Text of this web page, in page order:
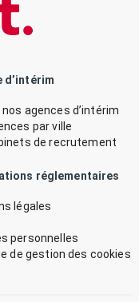
d’intérim
agences d’intérim
par ville
de recrutement
réglementaires
légales
personnelles
de gestion des cookies